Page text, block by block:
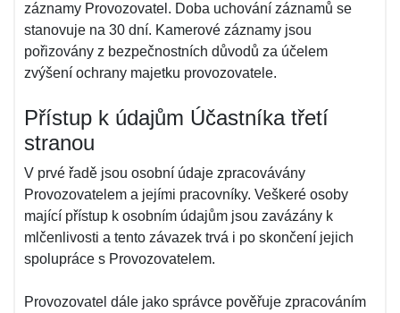
záznamy Provozovatel. Doba uchování záznamů se
stanovuje na 30 dní. Kamerové záznamy jsou
pořizovány z bezpečnostních důvodů za účelem
zvýšení ochrany majetku provozovatele.
Přístup k údajům Účastníka třetí
stranou
V prvé řadě jsou osobní údaje zpracovávány
Provozovatelem a jejími pracovníky. Veškeré osoby
mající přístup k osobním údajům jsou zavázány k
mlčenlivosti a tento závazek trvá i po skončení jejich
spolupráce s Provozovatelem.
Provozovatel dále jako správce pověřuje zpracováním